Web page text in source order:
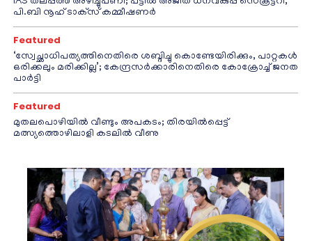
പി.ബി നൂഹ് ടാക്‌സ് കമ്മീഷണര്‍
Featured
‘സ്വേച്ഛാധിപത്യത്തിനെതിരെ ശബ്ദിച്ചു കൊണ്ടേയിരിക്കും, പാറ്റകൾ
ഒരിക്കലും മരിക്കില്ല’; കേന്ദ്രസർക്കാരിനെതിരെ കോക്രോച്ച് ജനത
പാർട്ടി
Featured
മുതലപൊഴിയിൽ വീണ്ടും അപകടം; തിരയിൽപ്പെട്ട്
മത്സ്യത്തൊഴിലാളി കടലിൽ വീണു